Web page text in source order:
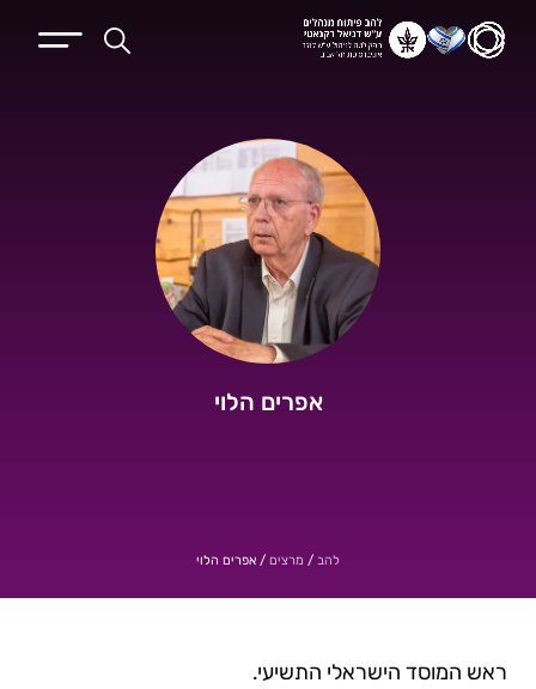
אפרים הלוי
להב / מרצים / אפרים הלוי
ראש המוסד הישראלי התשיעי.